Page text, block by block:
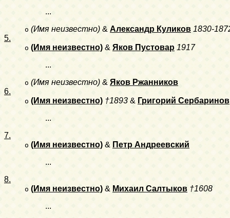
...
o (Имя неизвестно) & Александр Куликов 1830-
5.
o (Имя неизвестно) & Яков Пустовар 1917
...
o (Имя неизвестно) & Яков Ржанников
6.
o (Имя неизвестно) †1893 & Григорий Сербаринов
...
7.
o (Имя неизвестно) & Петр Андреевский
...
8.
o (Имя неизвестно) & Михаил Салтыков †1608
...